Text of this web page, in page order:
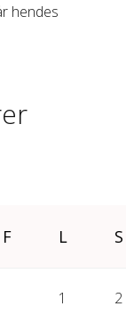
hendes
F L S
1 2